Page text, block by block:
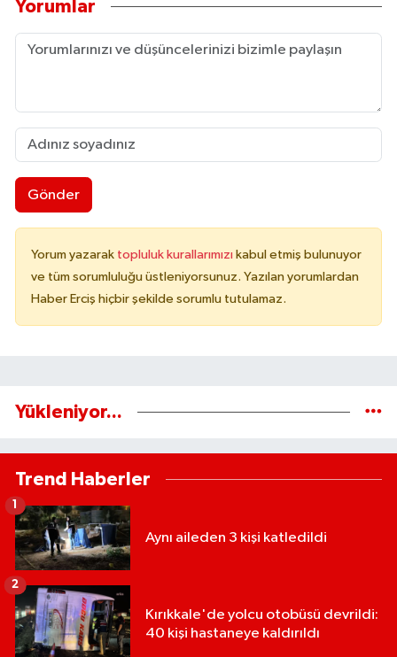
Yorumlar
Gönder
Yorum yazarak topluluk kurallarımızı kabul etmiş bulunuyor
ve tüm sorumluluğu üstleniyorsunuz. Yazılan yorumlardan
Haber Erciş hiçbir şekilde sorumlu tutulamaz.
Yükleniyor...
Trend Haberler
Aynı aileden 3 kişi katledildi
Kırıkkale'de yolcu otobüsü devrildi:
40 kişi hastaneye kaldırıldı
2